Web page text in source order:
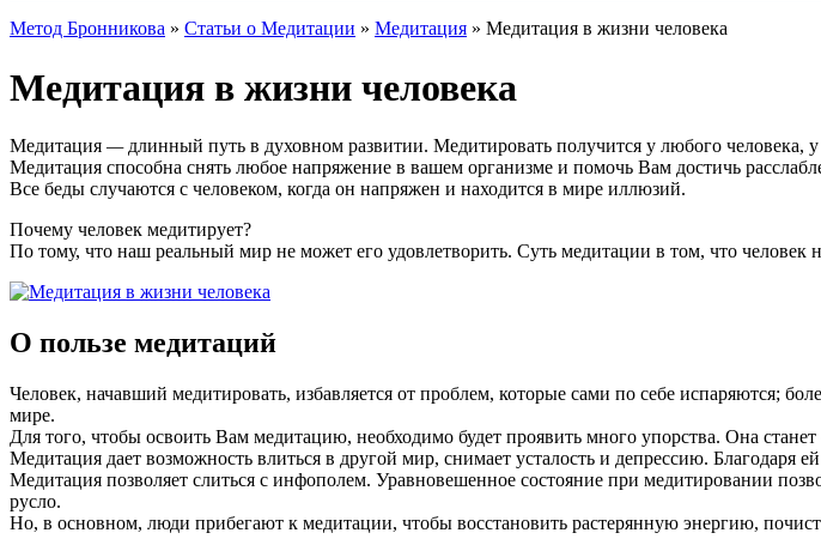
Метод Бронникова » Статьи о Медитации » Медитация » Медитация в жизни человека
Медитация в жизни человека
Медитация —длинный путь в духовном развитии. Медитировать получится у любого человека, у
Медитация способна снять любое напряжение в вашем организме и помочь Вам достичь
Все беды случаются с человеком, когда он напряжен и находится в мире иллюзий.
Почему человек медитирует?
По тому, что наш реальный мир не может его удовлетворить. Суть медитации в том, что человек
О пользе медитаций
Человек, начавший медитировать, избавляется от проблем, которые сами по себе испаряются;
мире.
Для того, чтобы освоить Вам медитацию, необходимо будет проявить много упорства. Она
Медитация дает возможность влиться в другой мир, снимает усталость и депрессию. Благодаря
Медитация позволяет слиться с инфополем. Уравновешенное состояние при медитировании
русло.
Но, в основном, люди прибегают к медитации, чтобы восстановить растерянную энергию,